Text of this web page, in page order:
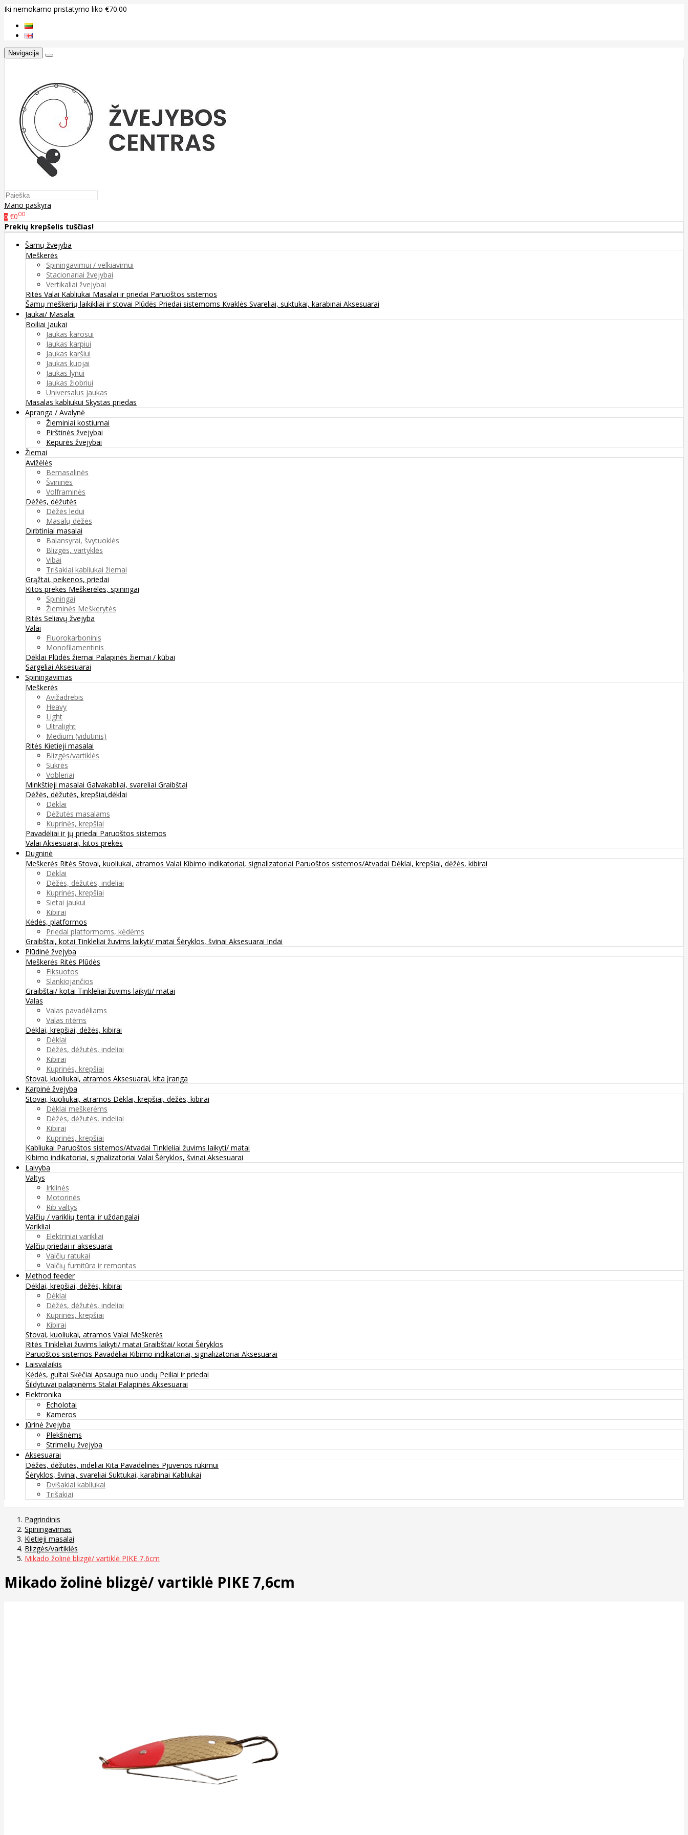
Iki nemokamo pristatymo liko €70.00
Navigacija
Mano paskyra
0 €000
Prekių krepšelis tuščias!
Šamų žvejyba
Meškerės
Spiningavimui / velkiavimui
Stacionariai žvejybai
Vertikaliai žvejybai
Ritės Valai Kabliukai Masalai ir priedai Paruoštos sistemos
Šamų meškerių laikikliai ir stovai Plūdės Priedai sistemoms Kvaklės Svareliai, suktukai, karabinai Aksesuarai
Jaukai/ Masalai
Boiliai Jaukai
Jaukas karosui
Jaukas karpiui
Jaukas karšiui
Jaukas kuojai
Jaukas lynui
Jaukas žiobriui
Universalus jaukas
Masalas kabliukui Skystas priedas
Apranga / Avalynė
Žieminiai kostiumai
Pirštinės žvejybai
Kepurės žvejybai
Žiemai
Avižėlės
Bemasalinės
Švininės
Volframinės
Dėžės, dėžutės
Dėžės ledui
Masalų dėžės
Dirbtiniai masalai
Balansyrai, švytuoklės
Blizgės, vartyklės
Vibai
Trišakiai kabliukai žiemai
Grąžtai, peikenos, priedai
Kitos prekės Meškerėlės, spiningai
Spiningai
Žieminės Meškerytės
Ritės Seliavų žvejyba
Valai
Fluorokarboninis
Monofilamentinis
Dėklai Plūdės žiemai Palapinės žiemai / kūbai
Sargeliai Aksesuarai
Spiningavimas
Meškerės
Avižadrebis
Heavy
Light
Ultralight
Medium (vidutinis)
Ritės Kietieji masalai
Blizgės/vartiklės
Sukrės
Vobleriai
Minkštieji masalai Galvakabliai, svareliai Graibštai
Dėžės, dėžutės, krepšiai,dėklai
Dėklai
Dėžutės masalams
Kuprinės, krepšiai
Pavadėliai ir jų priedai Paruoštos sistemos
Valai Aksesuarai, kitos prekės
Dugninė
Meškerės Ritės Stovai, kuoliukai, atramos Valai Kibimo indikatoriai, signalizatoriai Paruoštos sistemos/Atvadai Dėklai, krepšiai, dėžės, kibirai
Dėklai
Dėžės, dėžutės, indeliai
Kuprinės, krepšiai
Sietai jaukui
Kibirai
Kėdės, platformos
Priedai platformoms, kėdėms
Graibštai, kotai Tinkleliai žuvims laikyti/ matai Šėryklos, švinai Aksesuarai Indai
Plūdinė žvejyba
Meškerės Ritės Plūdės
Fiksuotos
Slankiojančios
Graibštai/ kotai Tinkleliai žuvims laikyti/ matai
Valas
Valas pavadėliams
Valas ritėms
Dėklai, krepšiai, dėžės, kibirai
Dėklai
Dėžės, dėžutės, indeliai
Kibirai
Kuprinės, krepšiai
Stovai, kuoliukai, atramos Aksesuarai, kita įranga
Karpinė žvejyba
Stovai, kuoliukai, atramos Dėklai, krepšiai, dėžės, kibirai
Dėklai meškerėms
Dėžės, dėžutės, indeliai
Kibirai
Kuprinės, krepšiai
Kabliukai Paruoštos sistemos/Atvadai Tinkleliai žuvims laikyti/ matai
Kibimo indikatoriai, signalizatoriai Valai Šėryklos, švinai Aksesuarai
Laivyba
Valtys
Irklinės
Motorinės
Rib valtys
Valčių / variklių tentai ir uždangalai
Varikliai
Elektriniai varikliai
Valčių priedai ir aksesuarai
Valčių ratukai
Valčių furnitūra ir remontas
Method feeder
Dėklai, krepšiai, dėžės, kibirai
Dėklai
Dėžės, dėžutės, indeliai
Kuprinės, krepšiai
Kibirai
Stovai, kuoliukai, atramos Valai Meškerės
Ritės Tinkleliai žuvims laikyti/ matai Graibštai/ kotai Šėryklos
Paruoštos sistemos Pavadėliai Kibimo indikatoriai, signalizatoriai Aksesuarai
Laisvalaikis
Kėdės, gultai Skėčiai Apsauga nuo uodų Peiliai ir priedai
Šildytuvai palapinėms Stalai Palapinės Aksesuarai
Elektronika
Echolotai
Kameros
Jūrinė žvejyba
Plekšnėms
Strimelių žvejyba
Aksesuarai
Dėžės, dėžutės, indeliai Kita Pavadėlinės Pjuvenos rūkimui
Šėryklos, švinai, svareliai Suktukai, karabinai Kabliukai
Dvišakiai kabliukai
Trišakiai
Pagrindinis
Spiningavimas
Kietieji masalai
Blizgės/vartiklės
Mikado žolinė blizgė/ vartiklė PIKE 7,6cm
Mikado žolinė blizgė/ vartiklė PIKE 7,6cm